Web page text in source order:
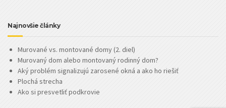
Najnovšie články
Murované vs. montované domy (2. diel)
Murovaný dom alebo montovaný rodinný dom?
Aký problém signalizujú zarosené okná a ako ho riešiť
Plochá strecha
Ako si presvetliť podkrovie